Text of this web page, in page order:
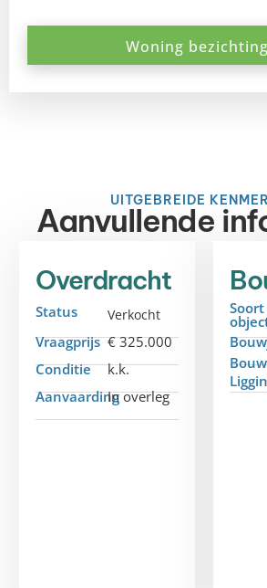
Woning bezichting
UITGEBREIDE
Aanvullende
Overdracht
Status Verkocht
Vraagprijs € 325.000
Conditie
k.k.
AanvaardingIn overleg
Soort